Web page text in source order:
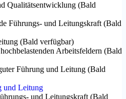
Qualitätsentwicklung (Bald
Führungs- und Leitungskraft (Bald
(Bald verfügbar)
Arbeitsfeldern (Bald
Führung und Leitung (Bald
und Leitung
und Leitungskraft (Bald